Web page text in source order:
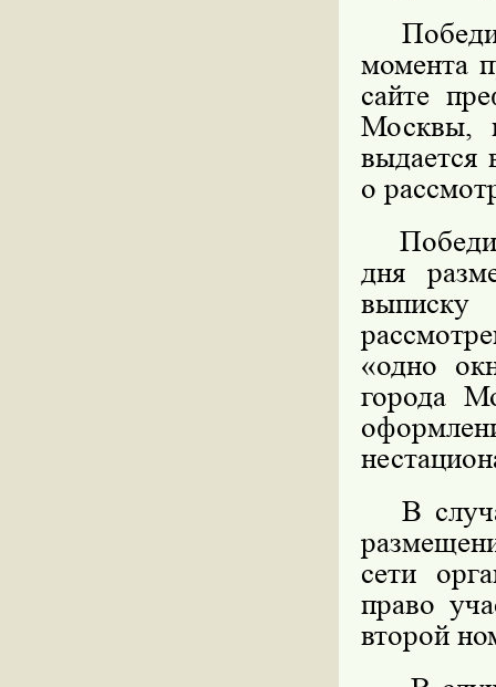
момента
сайте
Москвы,
выдается
о
дня
«одно
города
В
сети
право
второй